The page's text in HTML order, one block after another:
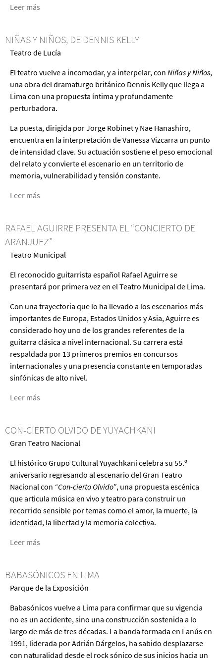
Leer más
Cuñadas,
dirigida
Federico
Abrill
NIÑAS Y NIÑOS, DE DENNIS KELLY
Teatro de Lucía
El teatro vuelve a incomodar, y a interpelar, con Niñas y Niños,
una obra del dramaturgo británico Dennis Kelly que llega a
Lima con una propuesta íntima y profundamente
perturbadora.
La puesta, dirigida por Jorge Robinet y Nae Hanashiro,
encuentra en la interpretación de Vanessa Vizcarra un punto
de intensidad clave. Su actuación sostiene el peso emocional
del relato y convierte el escenario en un territorio de
memoria, vulnerabilidad y tensión constante.
Leer más
y
Niños,
de
Kelly
RAFAEL AGUIRRE PRESENTA EL “CONCIERTO DE
ARANJUEZ”
Teatro Municipal
El reconocido guitarrista español Rafael Aguirre se
presentará por primera vez en el Teatro Municipal de Lima.
Con una trayectoria que lo ha llevado a los escenarios más
importantes de Europa, Estados Unidos y Asia, Aguirre es
considerado hoy uno de los grandes referentes de la
guitarra clásica a nivel internacional. Su carrera está
respaldada por 13 primeros premios en concursos
internacionales y una presencia constante en temporadas
sinfónicas de alto nivel.
Leer más
Aguirre
presenta
“Concierto
de
Aranjuez”
CON-CIERTO OLVIDO DE YUYACHKANI
Gran Teatro Nacional
El histórico Grupo Cultural Yuyachkani celebra su 55.º
aniversario regresando al escenario del Gran Teatro
Nacional con “Con-cierto Olvido”, una propuesta escénica
que articula música en vivo y teatro para construir un
recorrido sensible por temas como el amor, la muerte, la
identidad, la libertad y la memoria colectiva.
Leer más
Cierto
Olvido
Yuyachkani
BABASÓNICOS EN LIMA
Parque de la Exposición
Babasónicos vuelve a Lima para confirmar que su vigencia
no es un accidente, sino una construcción sostenida a lo
largo de más de tres décadas. La banda formada en Lanús en
1991, liderada por Adrián Dárgelos, ha sabido desplazarse
con naturalidad desde el rock sónico de sus inicios hacia un